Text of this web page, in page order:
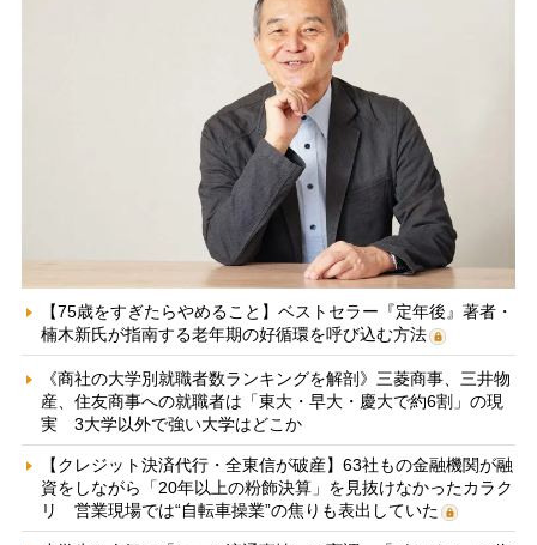
【75歳をすぎたらやめること】ベストセラー『定年後』著者・
楠木新氏が指南する老年期の好循環を呼び込む方法
《商社の大学別就職者数ランキングを解剖》三菱商事、三井物
産、住友商事への就職者は「東大・早大・慶大で約6割」の現
実 3大学以外で強い大学はどこか
【クレジット決済代行・全東信が破産】63社もの金融機関が融
資をしながら「20年以上の粉飾決算」を見抜けなかったカラク
リ 営業現場では“自転車操業”の焦りも表出していた